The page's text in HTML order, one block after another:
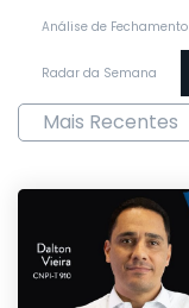
Análise de Fechamento
Radar da Semana